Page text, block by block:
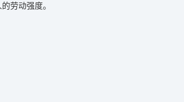
劳动强度。